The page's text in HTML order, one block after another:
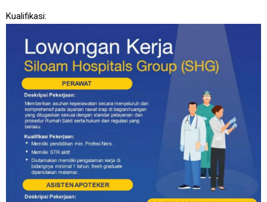
Kualifikasi: